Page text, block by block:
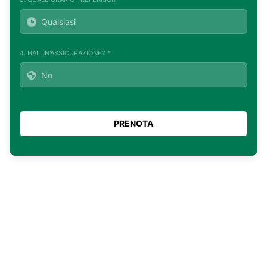
4. HAI UN'ASSICURAZIONE? *